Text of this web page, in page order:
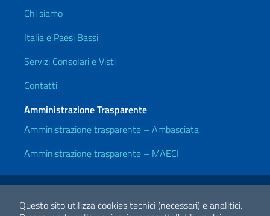
Questo sito utilizza cookies tecnici (necessari) e analitici.
Chi siamo
Italia e Paesi Bassi
Servizi Consolari e Visti
Contatti
Amministrazione Trasparente
Amministrazione trasparente – Ambasciata
Amministrazione trasparente – MAECI
Link Utili